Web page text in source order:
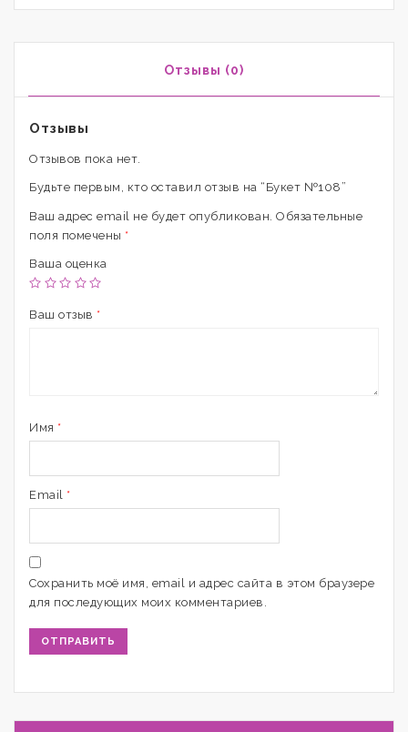
Отзывы (0)
Отзывы
Отзывов пока нет.
Будьте первым, кто оставил отзыв на “Букет №108”
Ваш адрес email не будет опубликован. Обязательные
поля помечены *
Ваша оценка
Ваш отзыв *
Имя *
Email *
Сохранить моё имя, email и адрес сайта в этом браузере
для последующих моих комментариев.